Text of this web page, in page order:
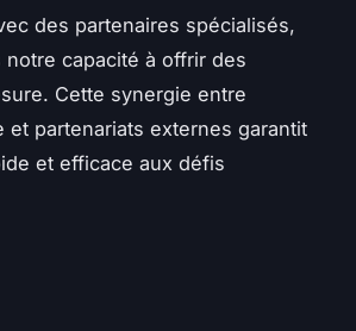
des partenaires spécialisés,
capacité à offrir des
Cette synergie entre
et partenariats externes garantit
et efficace aux défis